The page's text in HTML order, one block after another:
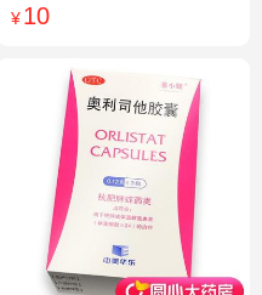
¥10